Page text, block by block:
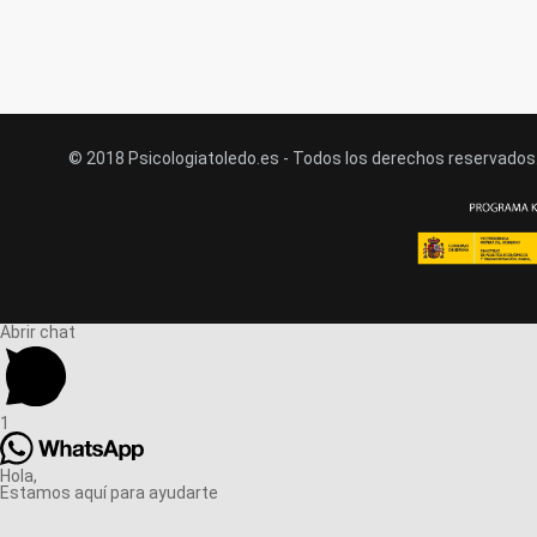
© 2018 Psicologiatoledo.es - Todos los derechos
Abrir chat
1
Hola,
Estamos aquí para ayudarte